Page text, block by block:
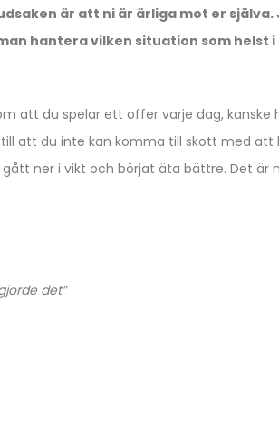
är att ni är ärliga mot er
hantera vilken situation som helst
att du spelar ett offer varje dag, kanske
att du inte kan komma till skott med att
ner i vikt och börjat äta bättre. Det är
det”